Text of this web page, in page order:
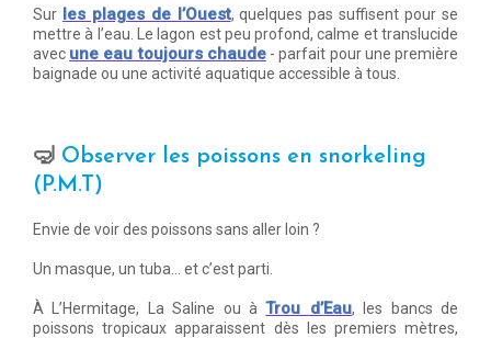
Sur les plages de l’Ouest, quelques pas suffisent pour se
mettre à l’eau. Le lagon est peu profond, calme et translucide
avec une eau toujours chaude- parfait pour une première
baignade ou une activité aquatique accessible à tous.
🤿 Observer les poissons en snorkeling
(P.M.T)
Envie de voir des poissons sans aller loin ?
Un masque, un tuba… et c’est parti.
À L’Hermitage, La Saline ou àTrou d’Eau, les bancs de
poissons tropicaux apparaissent dès les premiers mètres,